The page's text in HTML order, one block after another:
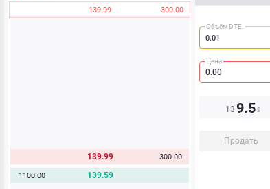
Heatmap
База знаний
139.99 300.00
139.99 300.00
139.59
1100.00
Объём DTE.
Цена
13 9.59
Продать